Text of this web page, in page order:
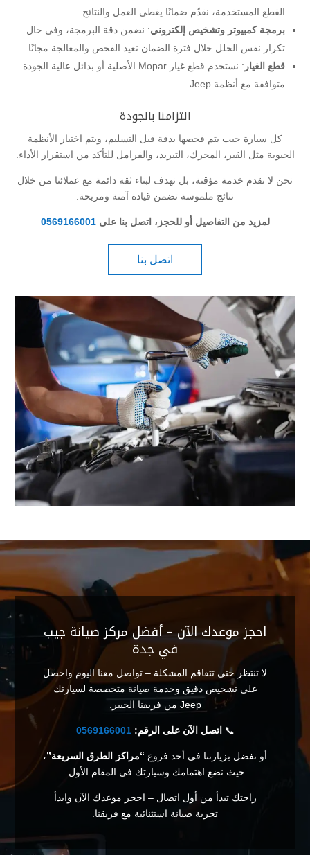
القطع المستخدمة، نقدّم ضمانًا يغطي العمل والنتائج.
برمجة كمبيوتر وتشخيص إلكتروني: نضمن دقة البرمجة، وفي حال
تكرار نفس الخلل خلال فترة الضمان نعيد الفحص والمعالجة مجانًا.
قطع الغيار
: نستخدم قطع غيار Mopar الأصلية أو بدائل عالية الجودة
متوافقة مع أنظمة Jeep.
التزامنا بالجودة
كل سيارة جيب يتم فحصها بدقة قبل التسليم، ويتم اختبار الأنظمة
الحيوية مثل القير، المحرك، التبريد، والفرامل للتأكد من استقرار الأداء.
نحن لا نقدم خدمة مؤقتة، بل نهدف لبناء ثقة دائمة مع عملائنا من خلال
نتائج ملموسة تضمن قيادة آمنة ومريحة.
لمزيد من التفاصيل أو للحجز، اتصل بنا على0569166001
اتصل بنا
احجز موعدك الآن – أفضل مركز صيانة جيب
في جدة
لا تنتظر حتى تتفاقم المشكلة – تواصل معنا اليوم واحصل
على تشخيص دقيق وخدمة صيانة متخصصة لسيارتك
Jeep من فريقنا الخبير.
📞 اتصل الآن على الرقم:0569166001
أو تفضل بزيارتنا في أحد فروع “مراكز الطرق السريعة”،
حيث نضع اهتمامك وسيارتك في المقام الأول.
راحتك تبدأ من أول اتصال – احجز موعدك الآن وابدأ
تجربة صيانة استثنائية مع فريقنا.